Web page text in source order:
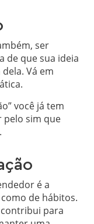
ser
de que sua ideia
Vá em
você já tem
pelo sim que
é a
de hábitos.
para